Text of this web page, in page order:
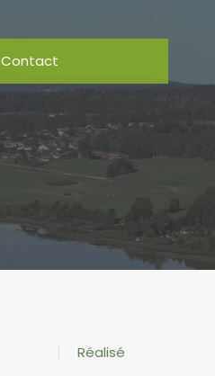
Contact
Réalisé